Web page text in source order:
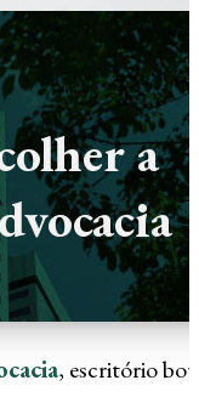
a
, escritório